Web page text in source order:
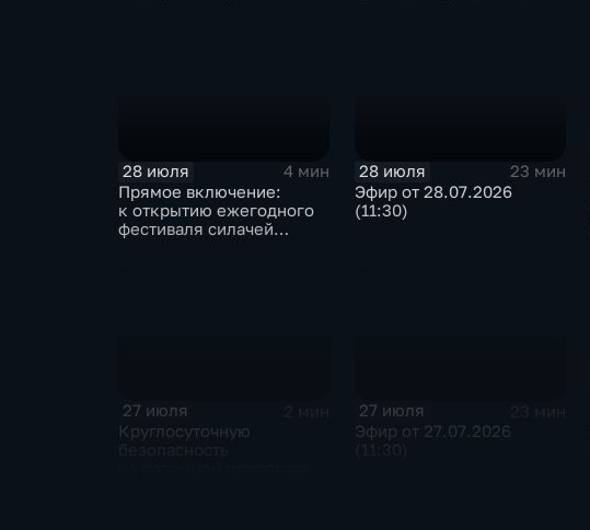
28 июля
4 мин
Прямое включение:
к открытию ежегодного
фестиваля силачей
28 июля
23 мин
Эфир от 28.07.2026
(11:30)
27 июля
Круглосуточную
27 июля
Эфир от 27.07.2026